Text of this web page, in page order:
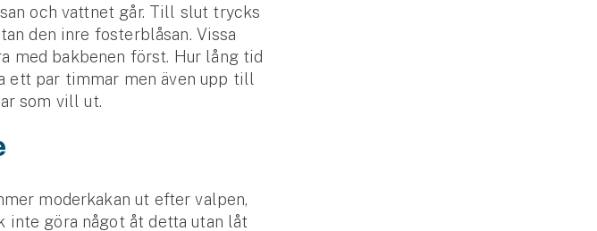
och vattnet går. Till slut trycks
den inre fosterblåsan. Vissa
med bakbenen först. Hur lång tid
ett par timmar men även upp till
som vill ut.
moderkakan ut efter valpen,
inte göra något åt detta utan låt